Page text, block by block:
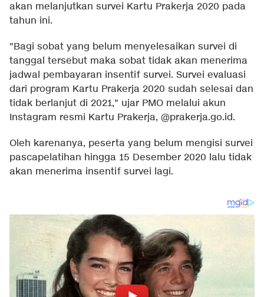
akan melanjutkan survei Kartu Prakerja 2020 pada
tahun ini.
"Bagi sobat yang belum menyelesaikan survei di
tanggal tersebut maka sobat tidak akan menerima
jadwal pembayaran insentif survei. Survei evaluasi
dari program Kartu Prakerja 2020 sudah selesai dan
tidak berlanjut di 2021," ujar PMO melalui akun
Instagram resmi Kartu Prakerja, @prakerja.go.id.
Oleh karenanya, peserta yang belum mengisi survei
pascapelatihan hingga 15 Desember 2020 lalu tidak
akan menerima insentif survei lagi.